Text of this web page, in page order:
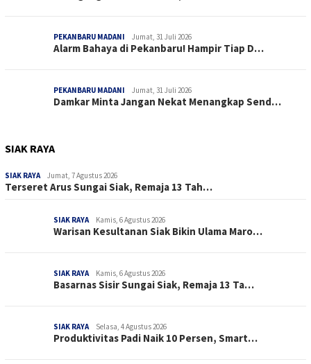
PEKANBARU MADANI Jumat, 31 Juli 2026
Alarm Bahaya di Pekanbaru! Hampir Tiap D…
PEKANBARU MADANI Jumat, 31 Juli 2026
Damkar Minta Jangan Nekat Menangkap Send…
SIAK RAYA
SIAK RAYA Jumat, 7 Agustus 2026
Terseret Arus Sungai Siak, Remaja 13 Tah…
SIAK RAYA Kamis, 6 Agustus 2026
Warisan Kesultanan Siak Bikin Ulama Maro…
SIAK RAYA Kamis, 6 Agustus 2026
Basarnas Sisir Sungai Siak, Remaja 13 Ta…
SIAK RAYA Selasa, 4 Agustus 2026
Produktivitas Padi Naik 10 Persen, Smart…